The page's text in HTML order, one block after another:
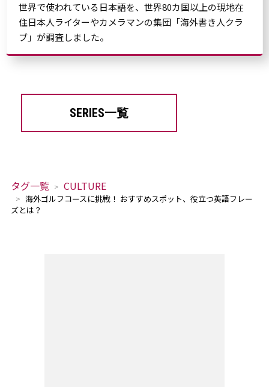
世界で使われている日本語を、世界80カ国以上の現地在
住日本人ライターやカメラマンの集団「海外書き人クラ
ブ」が調査しました。
SERIES一覧
タグ一覧 CULTURE
海外ゴルフコースに挑戦！ おすすめスポット、役立つ英語フレー
ズとは？